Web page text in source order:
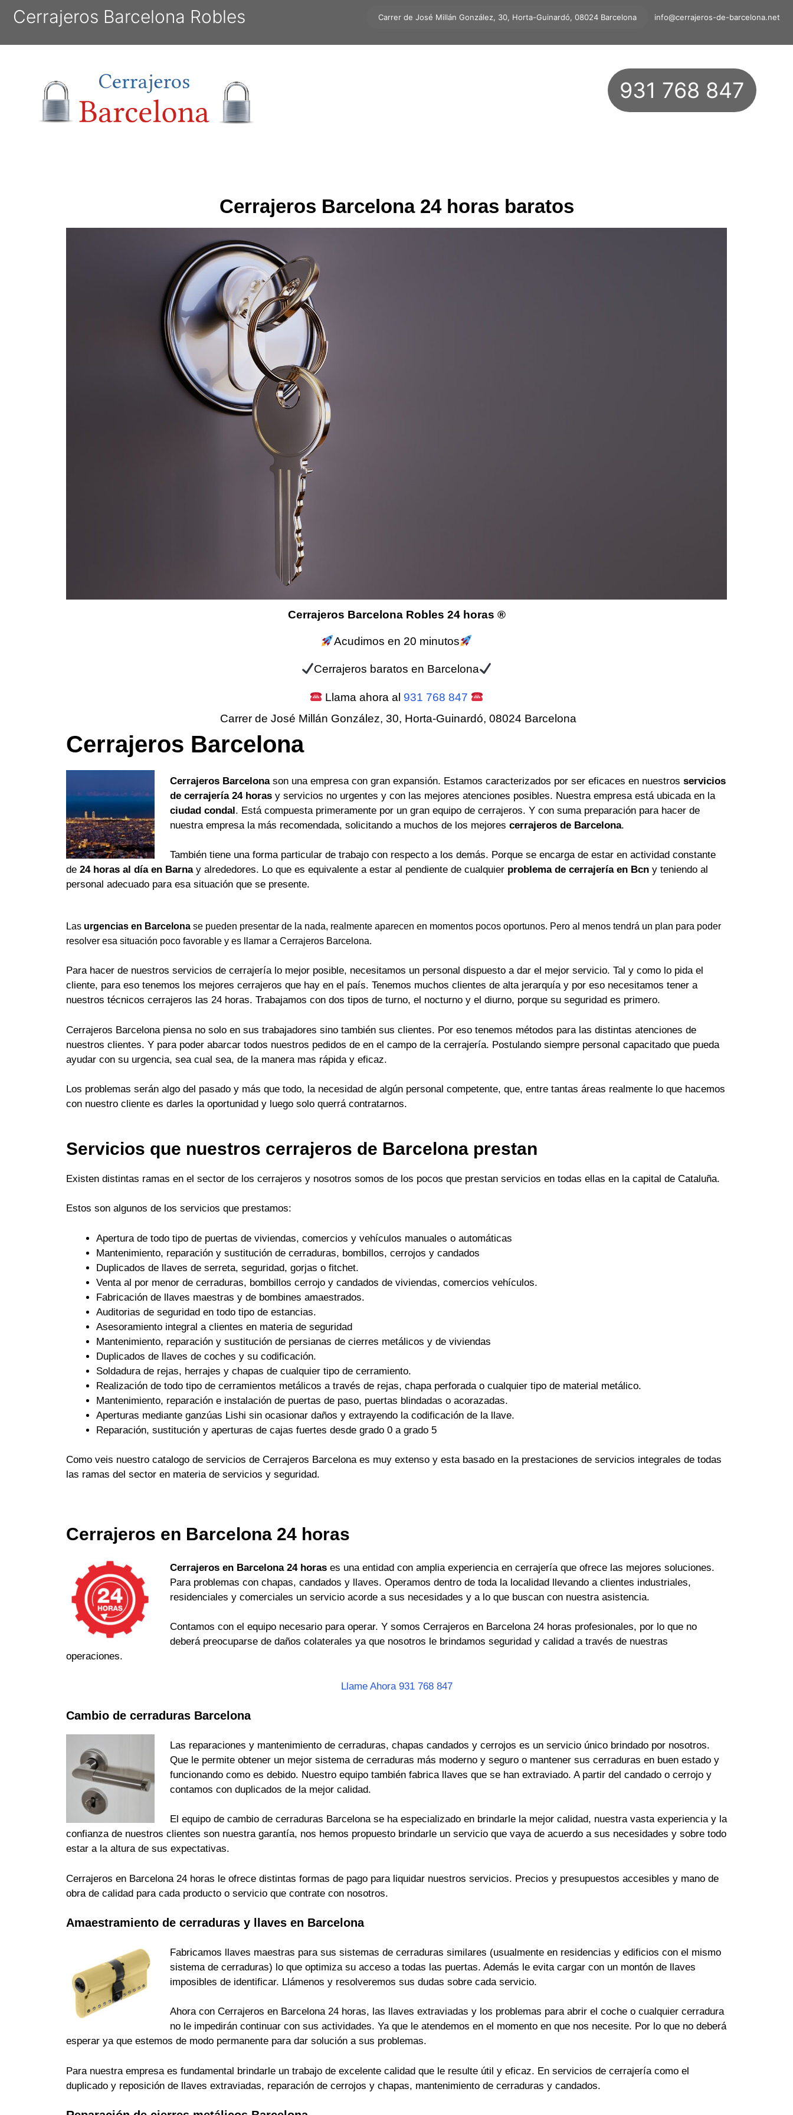
Carrer de José Millán González, 30, Horta-Guinardó, 08024 Barcelona
Cerrajeros Barcelona Robles info@cerrajeros-de-barcelona.net
931 768 847
Cerrajeros Barcelona 24 horas baratos
Cerrajeros Barcelona Robles 24 horas ®
Acudimos en 20 minutos
Cerrajeros baratos en Barcelona
Llama ahora al 931 768 847
Carrer de José Millán González, 30, Horta-Guinardó, 08024 Barcelona
Cerrajeros Barcelona
Cerrajeros Barcelonason una empresa con gran expansión. Estamos caracterizados por ser eficaces en nuestros servicios
de cerrajería 24 horasy servicios no urgentes y con las mejores atenciones posibles. Nuestra empresa está ubicada en la
ciudad condal. Está compuesta primeramente por un gran equipo de cerrajeros. Y con suma preparación para hacer de
nuestra empresa la más recomendada, solicitando a muchos de los mejores cerrajeros de Barcelona.
También tiene una forma particular de trabajo con respecto a los demás. Porque se encarga de estar en actividad constante
de 24 horas al día en Barnay alrededores. Lo que es equivalente a estar al pendiente de cualquier problema de cerrajería en Bcn y teniendo al
personal adecuado para esa situación que se presente.
Las urgencias en Barcelona se pueden presentar de la nada, realmente aparecen en momentos pocos oportunos. Pero al menos tendrá un plan para poder
resolver esa situación poco favorable y es llamar a Cerrajeros Barcelona.
Para hacer de nuestros servicios de cerrajería lo mejor posible, necesitamos un personal dispuesto a dar el mejor servicio. Tal y como lo pida el
cliente, para eso tenemos los mejores cerrajeros que hay en el país. Tenemos muchos clientes de alta jerarquía y por eso necesitamos tener a
nuestros técnicos cerrajeros las 24 horas. Trabajamos con dos tipos de turno, el nocturno y el diurno, porque su seguridad es primero.
Cerrajeros Barcelona piensa no solo en sus trabajadores sino también sus clientes. Por eso tenemos métodos para las distintas atenciones de
nuestros clientes. Y para poder abarcar todos nuestros pedidos de en el campo de la cerrajería. Postulando siempre personal capacitado que pueda
ayudar con su urgencia, sea cual sea, de la manera mas rápida y eficaz.
Los problemas serán algo del pasado y más que todo, la necesidad de algún personal competente, que, entre tantas áreas realmente lo que hacemos
con nuestro cliente es darles la oportunidad y luego solo querrá contratarnos.
Servicios que nuestros cerrajeros de Barcelona prestan
Existen distintas ramas en el sector de los cerrajeros y nosotros somos de los pocos que prestan servicios en todas ellas en la capital de Cataluña.
Estos son algunos de los servicios que prestamos:
Apertura de todo tipo de puertas de viviendas, comercios y vehículos manuales o automáticas
Mantenimiento, reparación y sustitución de cerraduras, bombillos, cerrojos y candados
Duplicados de llaves de serreta, seguridad, gorjas o fitchet.
Venta al por menor de cerraduras, bombillos cerrojo y candados de viviendas, comercios vehículos.
Fabricación de llaves maestras y de bombines amaestrados.
Auditorias de seguridad en todo tipo de estancias.
Asesoramiento integral a clientes en materia de seguridad
Mantenimiento, reparación y sustitución de persianas de cierres metálicos y de viviendas
Duplicados de llaves de coches y su codificación.
Soldadura de rejas, herrajes y chapas de cualquier tipo de cerramiento.
Realización de todo tipo de cerramientos metálicos a través de rejas, chapa perforada o cualquier tipo de material metálico.
Mantenimiento, reparación e instalación de puertas de paso, puertas blindadas o acorazadas.
Aperturas mediante ganzúas Lishi sin ocasionar daños y extrayendo la codificación de la llave.
Reparación, sustitución y aperturas de cajas fuertes desde grado 0 a grado 5
Como veis nuestro catalogo de servicios de Cerrajeros Barcelona es muy extenso y esta basado en la prestaciones de servicios integrales de todas
las ramas del sector en materia de servicios y seguridad.
Cerrajeros en Barcelona 24 horas
Cerrajeros en Barcelona 24 horases una entidad con amplia experiencia en cerrajería que ofrece las mejores soluciones.
Para problemas con chapas, candados y llaves. Operamos dentro de toda la localidad llevando a clientes industriales,
residenciales y comerciales un servicio acorde a sus necesidades y a lo que buscan con nuestra asistencia.
Contamos con el equipo necesario para operar. Y somos Cerrajeros en Barcelona 24 horas profesionales, por lo que no
deberá preocuparse de daños colaterales ya que nosotros le brindamos seguridad y calidad a través de nuestras
operaciones.
Llame Ahora 931 768 847
Cambio de cerraduras Barcelona
Las reparaciones y mantenimiento de cerraduras, chapas candados y cerrojos es un servicio único brindado por nosotros.
Que le permite obtener un mejor sistema de cerraduras más moderno y seguro o mantener sus cerraduras en buen estado y
funcionando como es debido. Nuestro equipo también fabrica llaves que se han extraviado. A partir del candado o cerrojo y
contamos con duplicados de la mejor calidad.
El equipo de cambio de cerraduras Barcelona se ha especializado en brindarle la mejor calidad, nuestra vasta experiencia y la
confianza de nuestros clientes son nuestra garantía, nos hemos propuesto brindarle un servicio que vaya de acuerdo a sus necesidades y sobre todo
estar a la altura de sus expectativas.
Cerrajeros en Barcelona 24 horas le ofrece distintas formas de pago para liquidar nuestros servicios. Precios y presupuestos accesibles y mano de
obra de calidad para cada producto o servicio que contrate con nosotros.
Amaestramiento de cerraduras y llaves en Barcelona
Fabricamos llaves maestras para sus sistemas de cerraduras similares (usualmente en residencias y edificios con el mismo
sistema de cerraduras) lo que optimiza su acceso a todas las puertas. Además le evita cargar con un montón de llaves
imposibles de identificar. Llámenos y resolveremos sus dudas sobre cada servicio.
Ahora con Cerrajeros en Barcelona 24 horas, las llaves extraviadas y los problemas para abrir el coche o cualquier cerradura
no le impedirán continuar con sus actividades. Ya que le atendemos en el momento en que nos necesite. Por lo que no deberá
esperar ya que estemos de modo permanente para dar solución a sus problemas.
Para nuestra empresa es fundamental brindarle un trabajo de excelente calidad que le resulte útil y eficaz. En servicios de cerrajería como el
duplicado y reposición de llaves extraviadas, reparación de cerrojos y chapas, mantenimiento de cerraduras y candados.